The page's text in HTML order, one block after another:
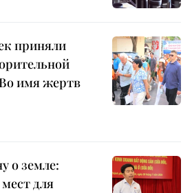
приняли
имя жертв
о земле:
для